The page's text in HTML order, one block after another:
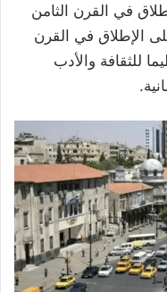
في القرن الثامن
الإطلاق في القرن
للثقافة والأدب